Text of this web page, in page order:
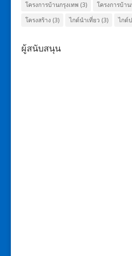
โครงการบ้านกรุงเทพ (3) โครงการบ้า
โครงสร้าง (3) ไกด์นำเที่ยว (3) ไกด์
ผู้สนับสนุน